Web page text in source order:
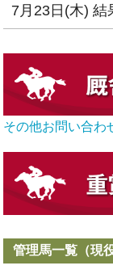
7月23日(木) 結
その他お問い合わ
管理馬一覧（現役